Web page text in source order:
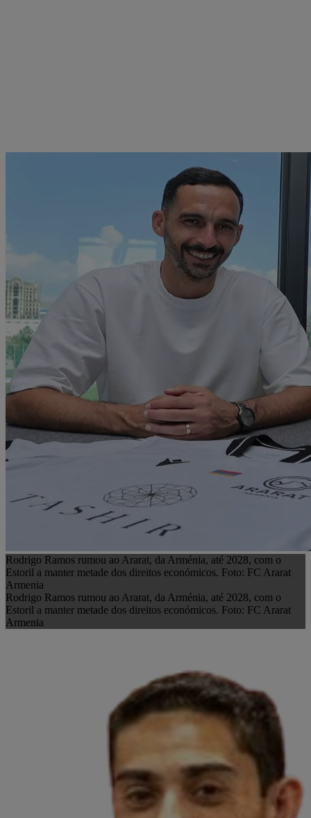
Rodrigo Ramos rumou ao Ararat, da Arménia, até 2028, com o
Estoril a manter metade dos direitos económicos. Foto: FC Ararat
Armenia
Rodrigo Ramos rumou ao Ararat, da Arménia, até 2028, com o
Estoril a manter metade dos direitos económicos. Foto: FC Ararat
Armenia